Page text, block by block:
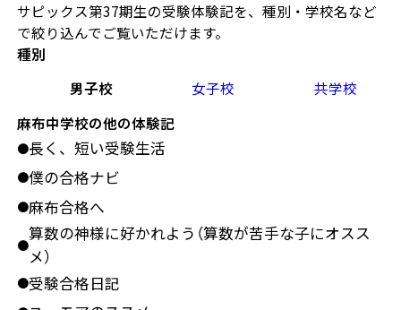
サピックス第37期生の受験体験記を、種別・学校名など
で絞り込んでご覧いただけます。
種別
男子校
女子校
共学校
麻布中学校の他の体験記
●長く、短い受験生活
●僕の合格ナビ
●麻布合格へ
●
算数の神様に好かれよう（算数が苦手な子にオスス
メ）
●受験合格日記